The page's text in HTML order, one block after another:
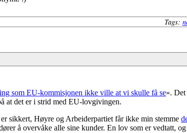
Tags:
som EU-kommisjonen ikke ville at vi skulle få se». Det
at det er i strid med EU-lovgivingen.
sikkert, Høyre og Arbeiderpartiet får ikke min stemme
å overvåke alle sine kunder. En lov som er vedtatt,